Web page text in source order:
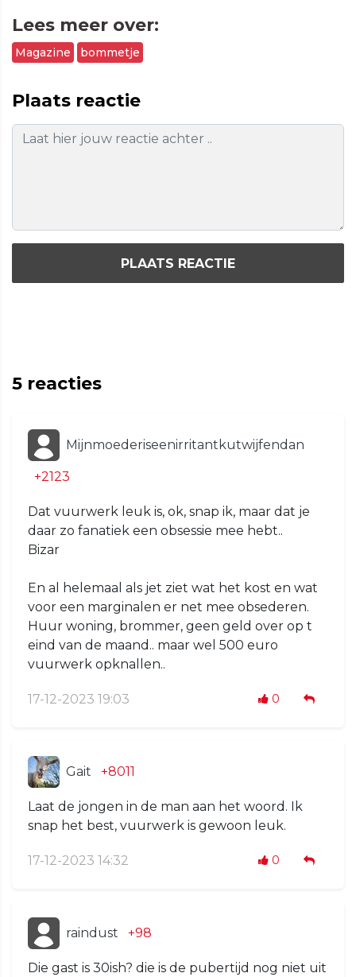
Lees meer over:
Magazine bommetje
Plaats reactie
PLAATS REACTIE
5 reacties
Mijnmoederiseenirritantkutwijfendan
+2123
Dat vuurwerk leuk is, ok, snap ik, maar dat je
daar zo fanatiek een obsessie mee hebt..
Bizar
En al helemaal als jet ziet wat het kost en wat
voor een marginalen er net mee obsederen.
Huur woning, brommer, geen geld over op t
eind van de maand.. maar wel 500 euro
vuurwerk opknallen..
17-12-2023 19:03 0
Gait +8011
Laat de jongen in de man aan het woord. Ik
snap het best, vuurwerk is gewoon leuk.
17-12-2023 14:32 0
raindust +98
Die gast is 30ish? die is de pubertijd nog niet uit